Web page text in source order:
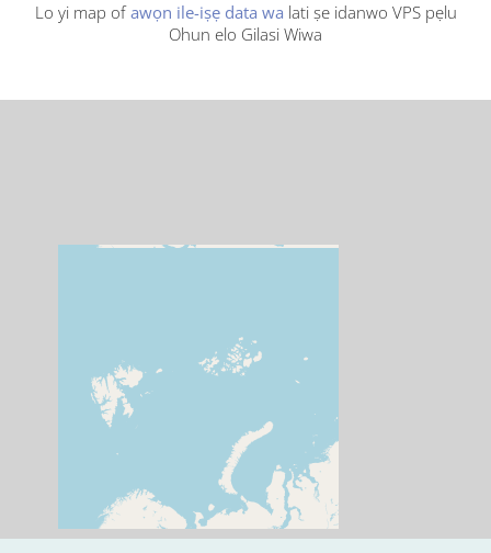
Lo yi map ofawọn ile-iṣẹ data wa lati ṣe idanwo VPS pẹlu
Ohun elo Gilasi Wiwa